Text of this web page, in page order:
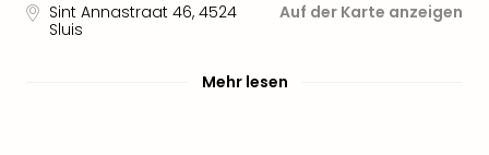
Sint Annastraat 46, 4524
Sluis
Auf der Karte anzeigen
Mehr lesen